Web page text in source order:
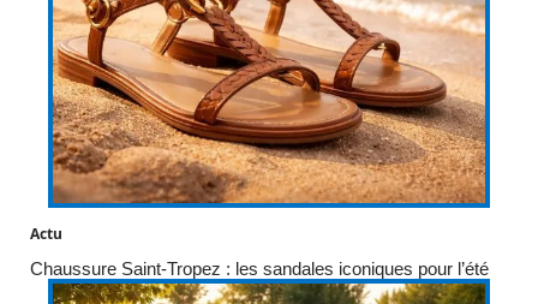
Actu
Chaussure Saint-Tropez : les sandales iconiques pour l’été